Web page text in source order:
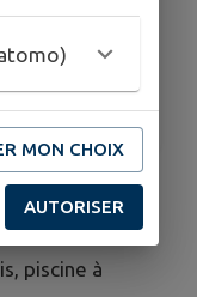
le parc de
piscine à
MON CHOIX
AUTORISER